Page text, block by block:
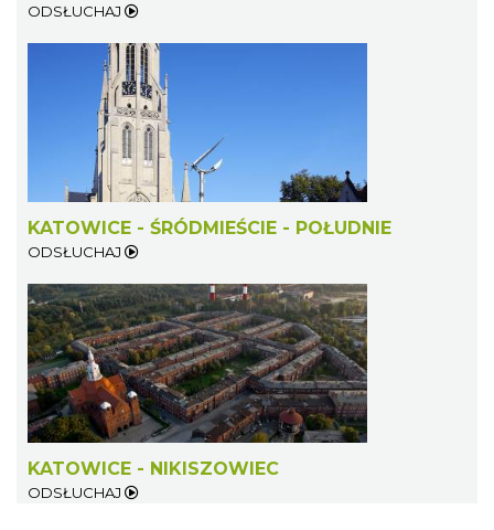
ODSŁUCHAJ
KATOWICE - ŚRÓDMIEŚCIE - POŁUDNIE
ODSŁUCHAJ
KATOWICE - NIKISZOWIEC
ODSŁUCHAJ